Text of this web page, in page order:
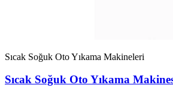
Sıcak Soğuk Oto Yıkama Makineleri
Sıcak Soğuk Oto Yıkama